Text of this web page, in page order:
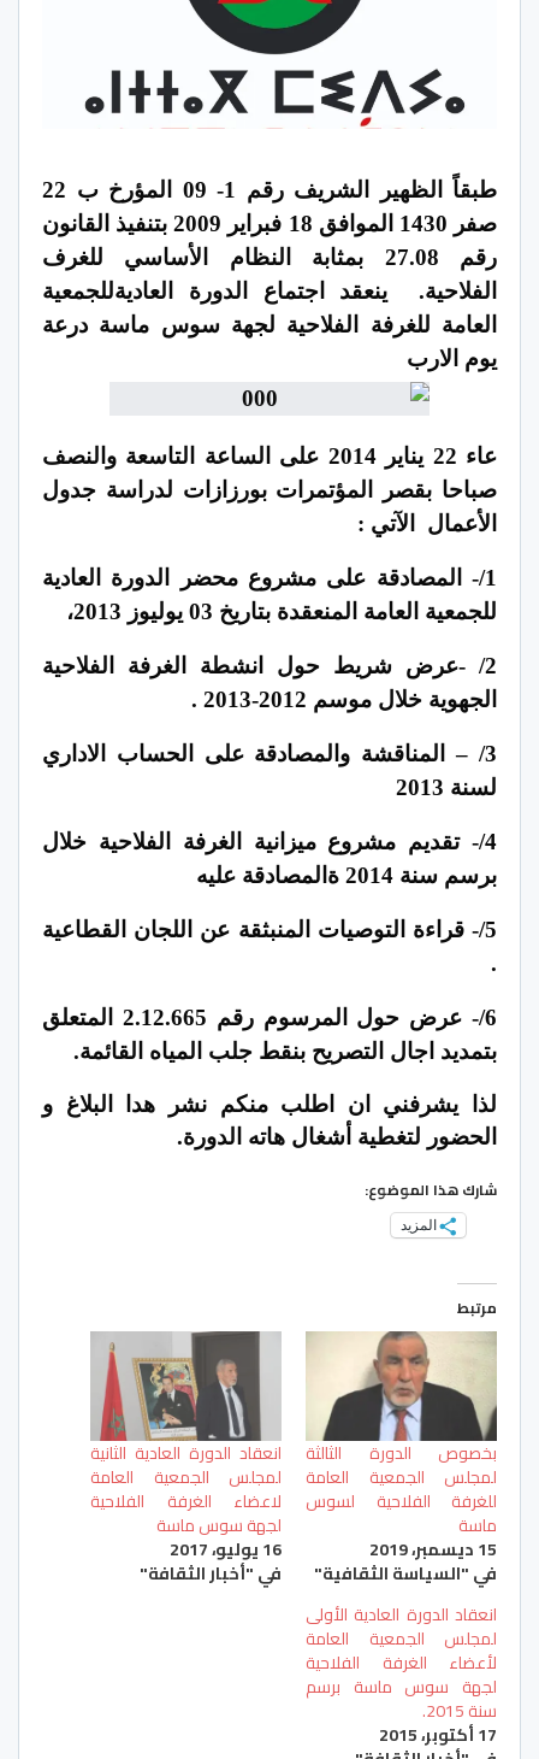
طبقاً الظهير الشريف رقم 1- 09 المؤرخ ب 22
صفر 1430 الموافق 18 فبراير 2009 بتنفيذ القانون
رقم 27.08 بمثابة النظام الأساسي للغرف
الفلاحية. ينعقد اجتماع الدورة العاديةللجمعية
العامة للغرفة الفلاحية لجهة سوس ماسة درعة
يوم الارب
عاء 22 يناير 2014 على الساعة
التاسعة والنصف
صباحا بقصر المؤتمرات بورزازات لدراسة جدول
الأعمال الآتي :
1/- المصادقة على مشروع محضر الدورة العادية
للجمعية العامة المنعقدة بتاريخ 03 يوليوز 2013،
2/ -عرض شريط حول انشطة الغرفة الفلاحية
الجهوية خلال موسم 2012-2013 .
3/ – المناقشة والمصادقة على الحساب الاداري
لسنة 2013
4/- تقديم مشروع ميزانية الغرفة الفلاحية خلال
برسم سنة 2014 ةالمصادقة عليه
5/- قراءة التوصيات المنبثقة عن اللجان القطاعية
.
6/- عرض حول المرسوم رقم 2.12.665 المتعلق
بتمديد اجال التصريح بنقط جلب المياه القائمة.
لذا يشرفني ان اطلب منكم نشر هدا البلاغ و
الحضور لتغطية أشغال هاته الدورة.
شارك هذا الموضوع:
المزيد
مرتبط
بخصوص الدورة الثالثة
لمجلس الجمعية العامة
للغرفة الفلاحية لسوس
ماسة
15 ديسمبر، 2019
في "السياسة الثقافية"
انعقاد الدورة العادية الثانية
لمجلس الجمعية العامة
لاعضاء الغرفة الفلاحية
لجهة سوس ماسة
16 يوليو، 2017
في "أخبار الثقافة"
انعقاد الدورة العادية الأولى
لمجلس الجمعية العامة
لأعضاء الغرفة الفلاحية
لجهة سوس ماسة برسم
سنة 2015.
17 أكتوبر، 2015